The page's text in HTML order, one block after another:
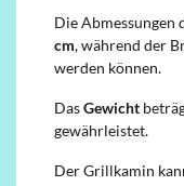
Die Abmessungen
cm, während der
werden können.
DasGewicht
gewährleistet.
Der Grillkamin